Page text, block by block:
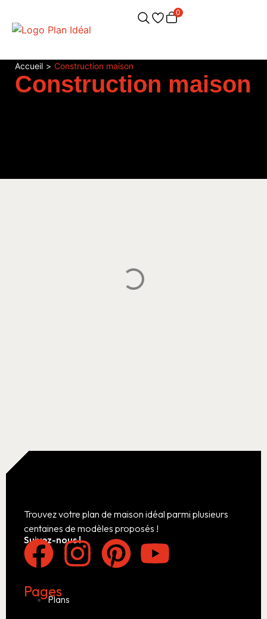
0
Accueil > Construction maison
Construction maison
Trouvez votre plan de maison idéal parmi plusieurs
centaines de modèles proposés !
Suivez-nous !
Pages
Plans